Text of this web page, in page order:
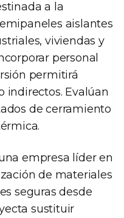
a la
aislantes
viviendas y
personal
permitirá
indirectos. Evalúan
de cerramiento
empresa líder en
de materiales
seguras desde
sustituir